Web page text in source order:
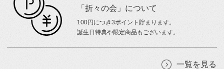
「折々の会」について
100円につき3ポイント貯まります。
誕生日特典や限定商品もございます。
一覧を見る